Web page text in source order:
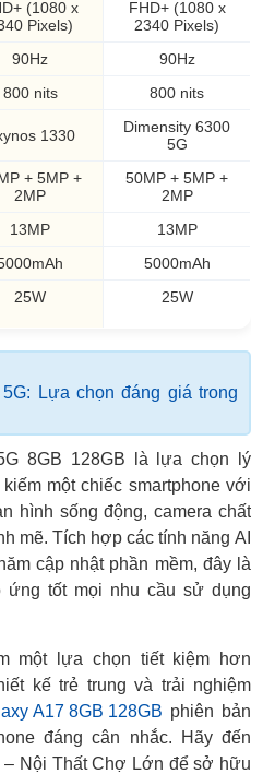
(1080 x
Pixels)
FHD+ (1080 x
2340 Pixels)
90Hz
90Hz
800 nits 800 nits
1330
Dimensity 6300
5G
+ 5MP +
2MP
50MP + 5MP +
2MP
13MP
13MP
5000mAh
25W 25W
Lựa chọn đáng giá trong
8GB 128GB là lựa chọn lý
một chiếc smartphone với
hình sống động, camera chất
mẽ. Tích hợp các tính năng AI
cập nhật phần mềm, đây là
ứng tốt mọi nhu cầu sử dụng
một lựa chọn tiết kiệm hơn
kế trẻ trung và trải nghiệm
A17 8GB 128GB phiên bản
đáng cân nhắc. Hãy đến
Nội Thất Chợ Lớn để sở hữu